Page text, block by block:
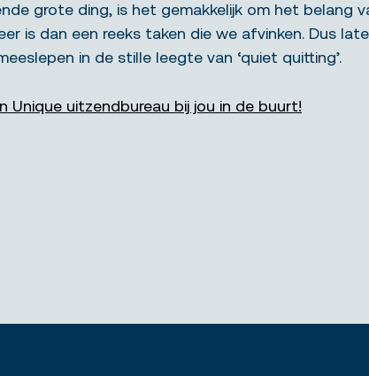
grote ding, is het gemakkelijk om het belang
is dan een reeks taken die we afvinken. Dus
in de stille leegte van ‘quiet quitting’.
Unique uitzendbureau bij jou in de buurt!